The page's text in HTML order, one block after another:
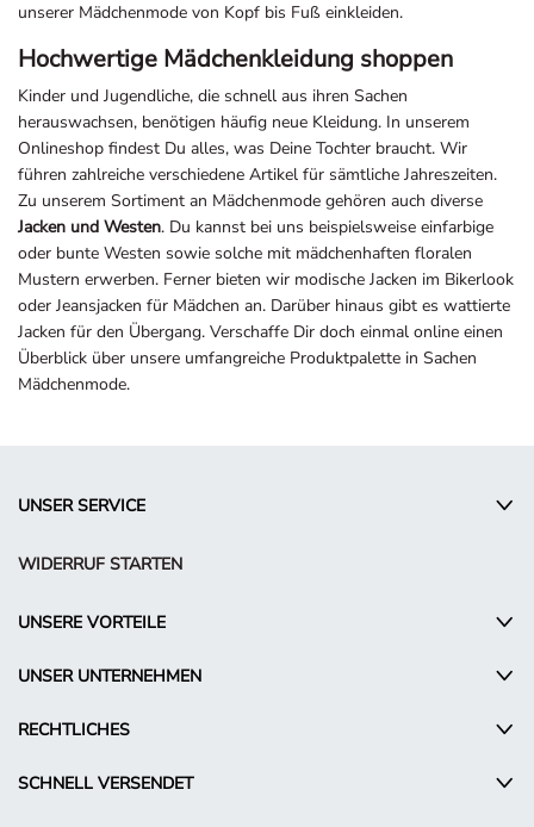
unserer Mädchenmode von Kopf bis Fuß einkleiden.
Hochwertige Mädchenkleidung shoppen
Kinder und Jugendliche, die schnell aus ihren Sachen
herauswachsen, benötigen häufig neue Kleidung. In unserem
Onlineshop findest Du alles, was Deine Tochter braucht. Wir
führen zahlreiche verschiedene Artikel für sämtliche Jahreszeiten.
Zu unserem Sortiment an Mädchenmode gehören auch diverse
Jacken und Westen. Du kannst bei uns beispielsweise einfarbige
oder bunte Westen sowie solche mit mädchenhaften floralen
Mustern erwerben. Ferner bieten wir modische Jacken im Bikerlook
oder Jeansjacken für Mädchen an. Darüber hinaus gibt es wattierte
Jacken für den Übergang. Verschaffe Dir doch einmal online einen
Überblick über unsere umfangreiche Produktpalette in Sachen
Mädchenmode.
UNSER SERVICE
WIDERRUF STARTEN
UNSERE VORTEILE
UNSER UNTERNEHMEN
RECHTLICHES
SCHNELL VERSENDET